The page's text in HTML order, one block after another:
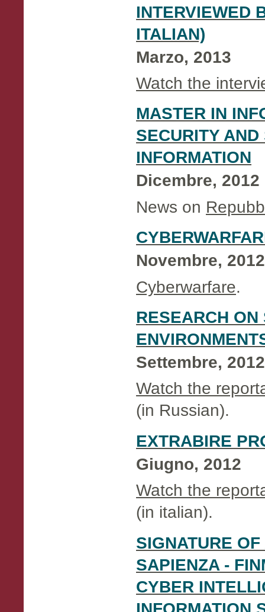
INTERVIEWED
ITALIAN)
Marzo, 2013
Watch the
MASTER IN
SECURITY
INFORMATION
Dicembre, 2012
News on
Novembre, 2012
Cyberwarfare.
RESEARCH ON
Settembre, 2012
Watch the
(in Russian).
EXTRABIRE
Giugno, 2012
Watch the
(in italian).
SIGNATURE
SAPIENZA -
CYBER